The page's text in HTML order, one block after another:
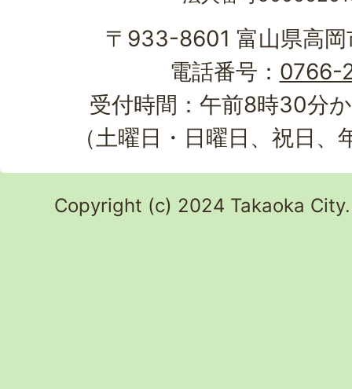
〒933-8601 富山県高
電話番号： 0766-
受付時間：午前8時30分
（土曜日・日曜日、祝日
Copyright (c) 2024 Takaoka